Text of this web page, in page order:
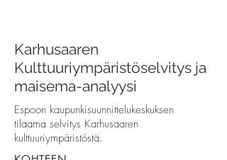
Karhusaaren
Kulttuuriympäristöselvitys ja
maisema-analyysi
Espoon kaupunkisuunnittelukeskuksen
tilaama selvitys Karhusaaren
kulttuuriympäristöstä.